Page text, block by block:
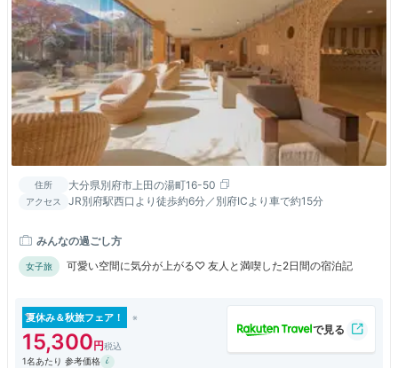
住所 大分県別府市上田の湯町16-50
アクセス JR別府駅西口より徒歩約6分／別府ICより車で約15分
みんなの過ごし方
女子旅 可愛い空間に気分が上がる♡ 友人と満喫した2日間の宿泊記
夏休み＆秋旅フェア！
15,300
1名あたり 参考価格